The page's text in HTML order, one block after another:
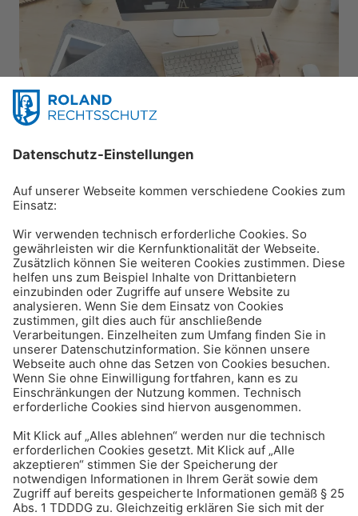
Karriere & Beruf
Home Office: Rechtliches
rund um die Arbeit von
zuhause